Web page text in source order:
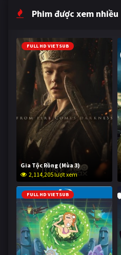
Phim được xem nhiều
FULL HD VIETSUB
Gia Tộc Rồng (Mùa 3)
2,114,205 lượt xem
FULL HD VIETSUB